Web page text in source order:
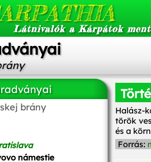
Látnivalók a Kárpátok
brány
námestie
Halász-
török
és a
Forrás: